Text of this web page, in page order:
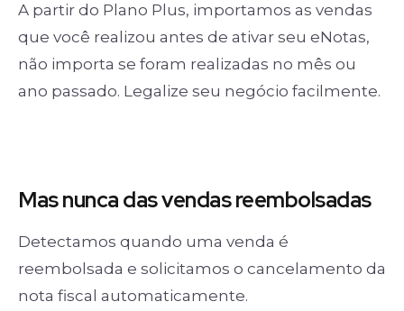
A partir do Plano Plus, importamos as vendas
que você realizou antes de ativar seu eNotas,
não importa se foram realizadas no mês ou
ano passado. Legalize seu negócio facilmente.
Mas nuncadas vendasreembolsadas
Detectamos quando uma venda é
reembolsada e solicitamos o cancelamento da
nota fiscal automaticamente.